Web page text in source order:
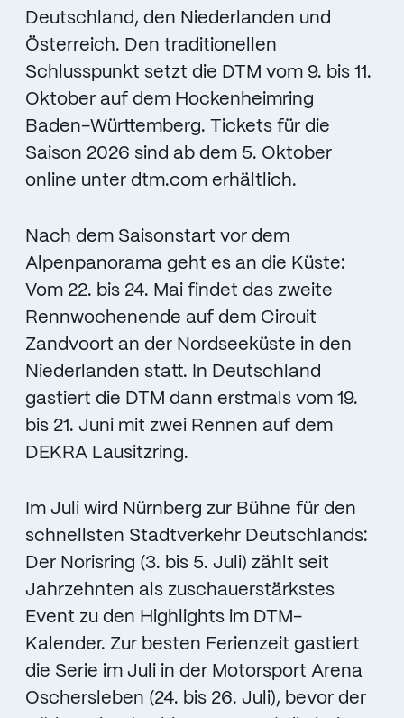
Deutschland, den Niederlanden und
Österreich. Den traditionellen
Schlusspunkt setzt die DTM vom 9. bis 11.
Oktober auf dem Hockenheimring
Baden-Württemberg. Tickets für die
Saison 2026 sind ab dem 5. Oktober
online unter dtm.com erhältlich.
Nach dem Saisonstart vor dem
Alpenpanorama geht es an die Küste:
Vom 22. bis 24. Mai findet das zweite
Rennwochenende auf dem Circuit
Zandvoort an der Nordseeküste in den
Niederlanden statt. In Deutschland
gastiert die DTM dann erstmals vom 19.
bis 21. Juni mit zwei Rennen auf dem
DEKRA Lausitzring.
Im Juli wird Nürnberg zur Bühne für den
schnellsten Stadtverkehr Deutschlands:
Der Norisring (3. bis 5. Juli) zählt seit
Jahrzehnten als zuschauerstärkstes
Event zu den Highlights im DTM-
Kalender. Zur besten Ferienzeit gastiert
die Serie im Juli in der Motorsport Arena
Oschersleben (24. bis 26. Juli), bevor der